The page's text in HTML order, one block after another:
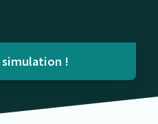
simulation !